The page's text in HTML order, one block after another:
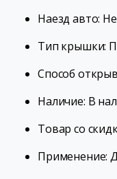
Наезд авто:
Тип крышки:
Способ
Наличие: В
Товар со
Применение: